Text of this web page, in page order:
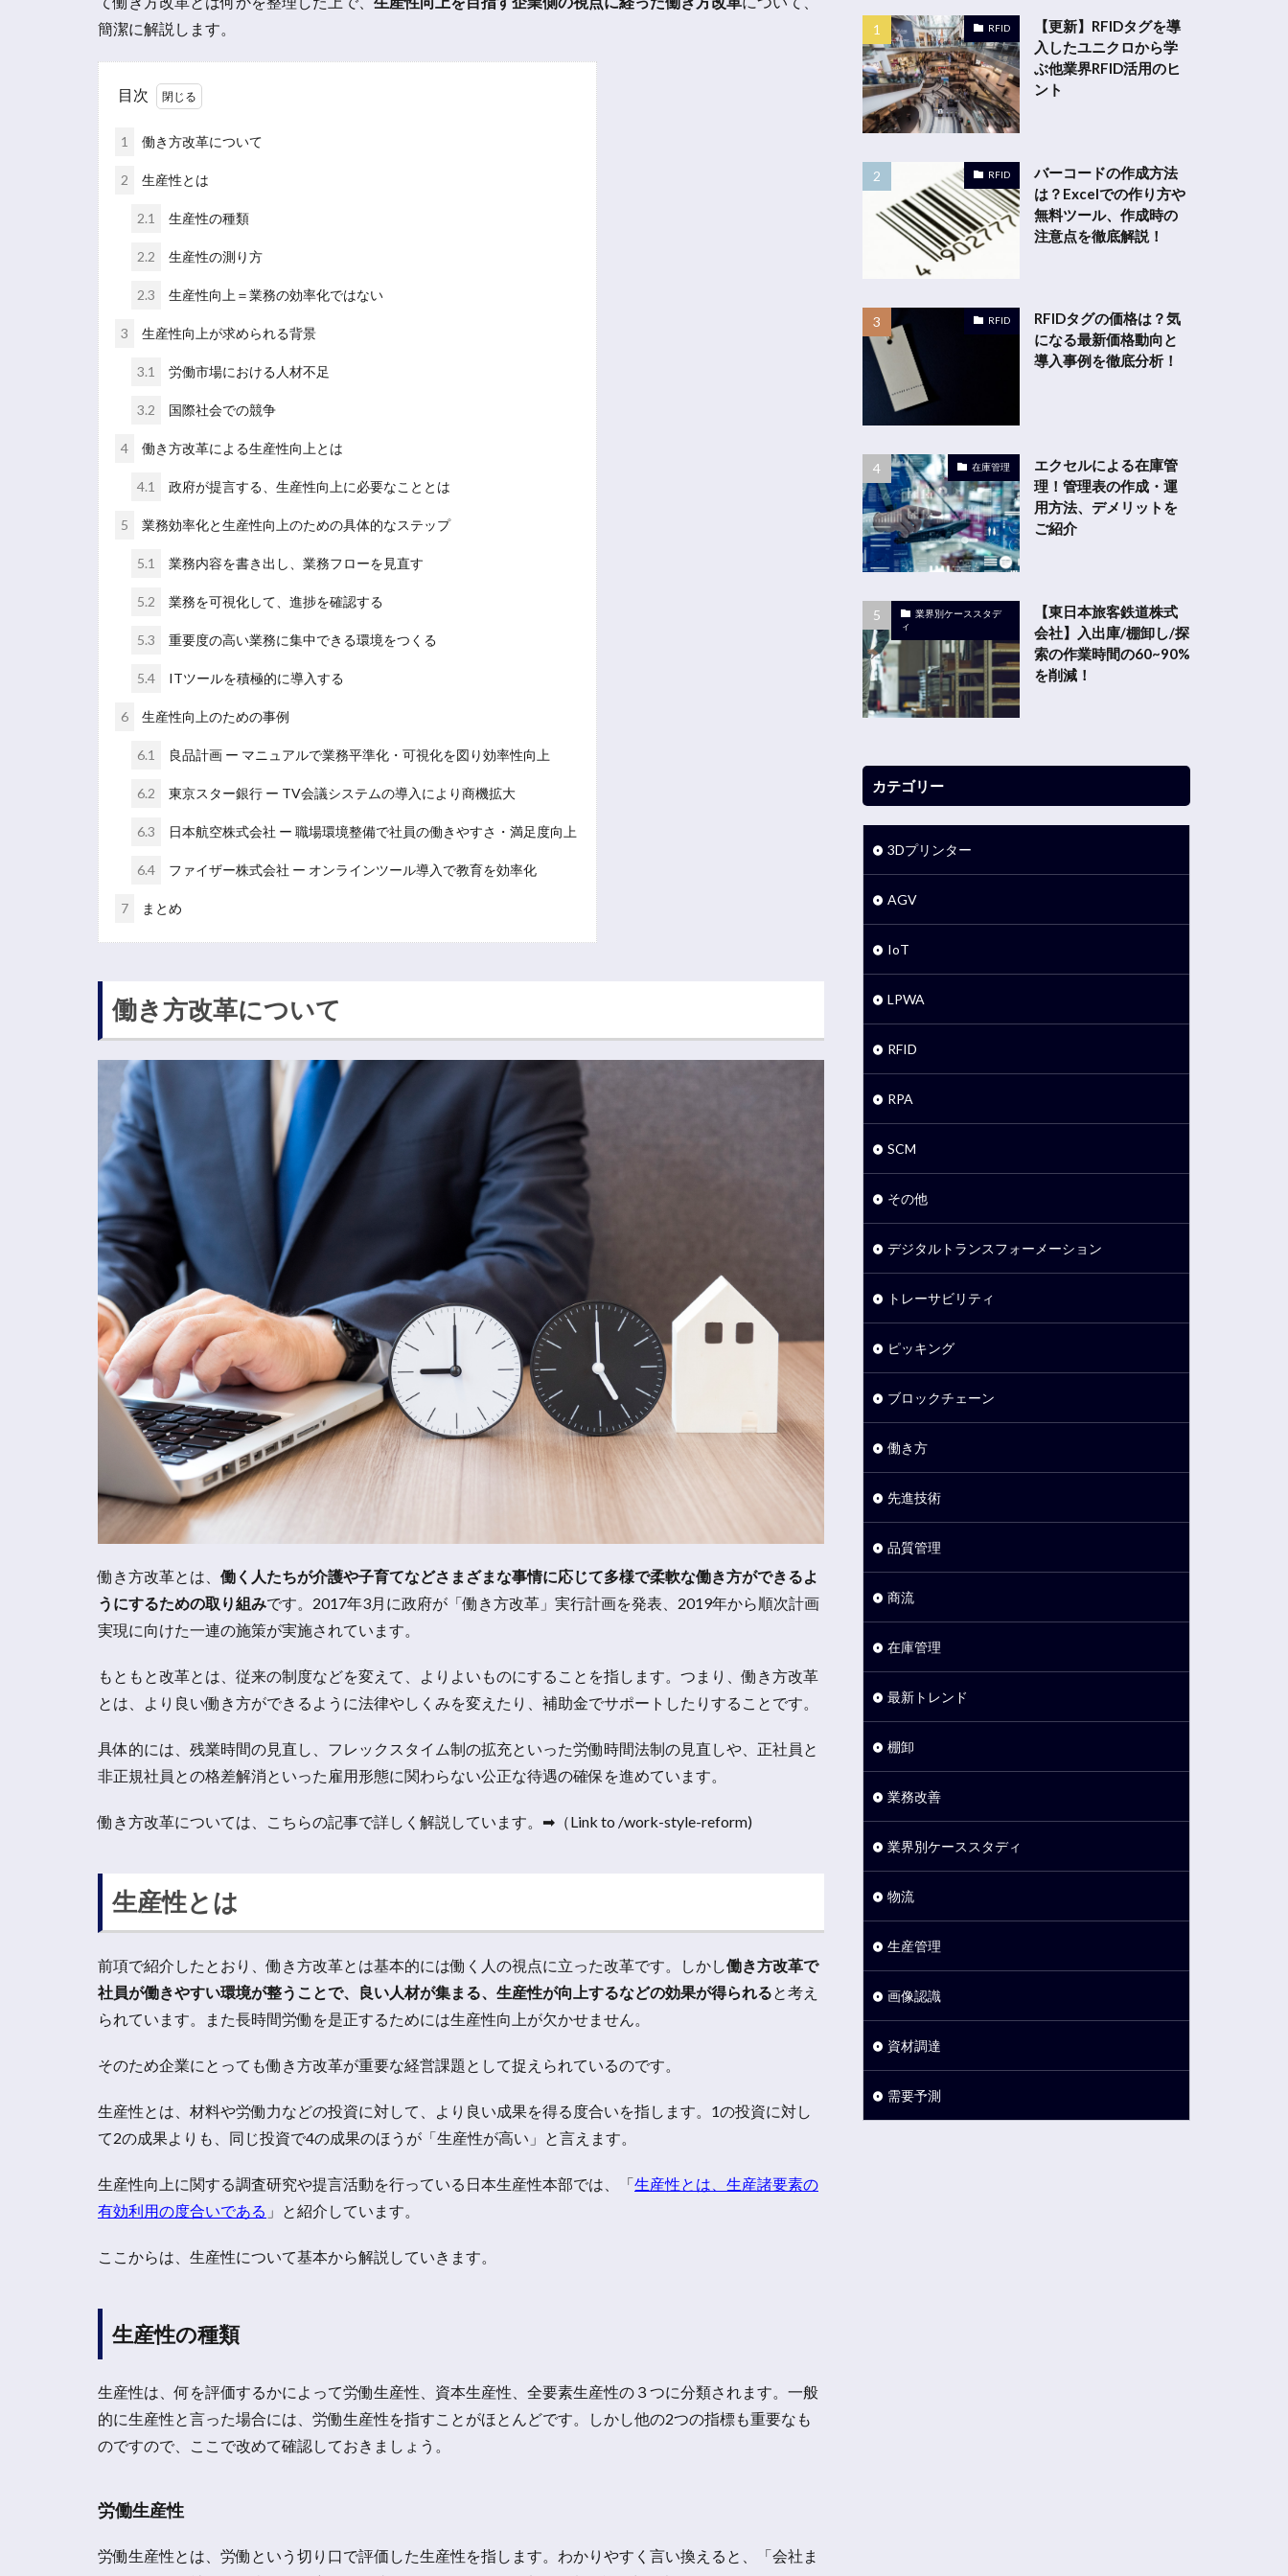
簡潔に解説します。
目次
1 働き方改革について
2 生産性とは
2.1 生産性の種類
2.2 生産性の測り方
2.3 生産性向上＝業務の効率化ではない
3 生産性向上が求められる背景
3.1 労働市場における人材不足
3.2 国際社会での競争
4 働き方改革による生産性向上とは
4.1 政府が提言する、生産性向上に必要なこととは
5 業務効率化と生産性向上のための具体的なステップ
5.1 業務内容を書き出し、業務フローを見直す
5.2 業務を可視化して、進捗を確認する
5.3 重要度の高い業務に集中できる環境をつくる
5.4 ITツールを積極的に導入する
6 生産性向上のための事例
6.1 良品計画 ー マニュアルで業務平準化・可視化を図り効率性向上
6.2 東京スター銀行 ー TV会議システムの導入により商機拡大
6.3 日本航空株式会社 ー 職場環境整備で社員の働きやすさ・満足度向上
6.4 ファイザー株式会社 ー オンラインツール導入で教育を効率化
7 まとめ
働き方改革について
働き方改革とは、 働く人たちが介護や子育てなどさまざまな事情に応じて多様で柔軟な働き方ができるよ
うにするための取り組みです。2017年3月に政府が「働き方改革」実行計画を発表、2019年から順次計画
実現に向けた一連の施策が実施されています。
もともと改革とは、従来の制度などを変えて、よりよいものにすることを指します。つまり、働き方改革
とは、より良い働き方ができるように法律やしくみを変えたり、補助金でサポートしたりすることです。
具体的には、残業時間の見直し、フレックスタイム制の拡充といった労働時間法制の見直しや、正社員と
非正規社員との格差解消といった雇用形態に関わらない公正な待遇の確保を進めています。
働き方改革については、こちらの記事で詳しく解説しています。➡︎（Link to /work-style-reform)
生産性とは
前項で紹介したとおり、働き方改革とは基本的には働く人の視点に立った改革です。しかし働き方改革で
社員が働きやすい環境が整うことで、良い人材が集まる、生産性が向上するなどの効果が得られると考え
られています。また長時間労働を是正するためには生産性向上が欠かせません。
そのため企業にとっても働き方改革が重要な経営課題として捉えられているのです。
生産性とは、材料や労働力などの投資に対して、より良い成果を得る度合いを指します。1の投資に対し
て2の成果よりも、同じ投資で4の成果のほうが「生産性が高い」と言えます。
生産性向上に関する調査研究や提言活動を行っている日本生産性本部では、「生産性とは、生産諸要素の
有効利用の度合いである 」と紹介しています。
ここからは、生産性について基本から解説していきます。
生産性の種類
生産性は、何を評価するかによって労働生産性、資本生産性、全要素生産性の３つに分類されます。一般
的に生産性と言った場合には、労働生産性を指すことがほとんどです。しかし他の2つの指標も重要なも
のですので、ここで改めて確認しておきましょう。
労働生産性
労働生産性とは、労働という切り口で評価した生産性を指します。わかりやすく言い換えると、「会社ま
RFID
【更新】RFIDタグを導
入したユニクロから学
ぶ他業界RFID活用のヒ
ント
RFID
バーコードの作成方法
は？Excelでの作り方や
無料ツール、作成時の
注意点を徹底解説！
RFID
RFIDタグの価格は？気
になる最新価格動向と
導入事例を徹底分析！
在庫管理
エクセルによる在庫管
理！管理表の作成・運
用方法、デメリットを
ご紹介
業界別ケーススタデ
ィ
【東日本旅客鉄道株式
会社】入出庫/棚卸し/探
索の作業時間の60~90%
を削減！
カテゴリー
3Dプリンター
AGV
IoT
LPWA
RFID
RPA
SCM
その他
デジタルトランスフォーメーション
トレーサビリティ
ピッキング
ブロックチェーン
働き方
先進技術
品質管理
商流
在庫管理
最新トレンド
棚卸
業務改善
業界別ケーススタディ
物流
生産管理
画像認識
資材調達
需要予測